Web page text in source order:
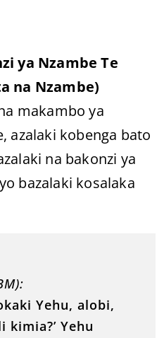
ya Nzambe Te
na Nzambe)
makambo ya
azalaki kobenga bato
na bakonzi ya
bazalaki kosalaka
Yehu, alobi,
kimia?’ Yehu